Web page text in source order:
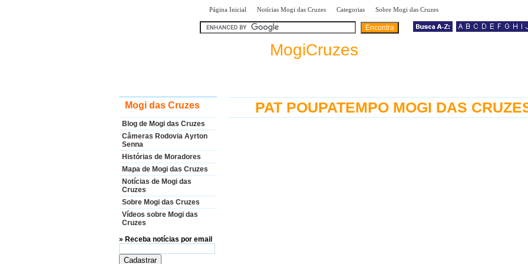
Página Inicial Notícias Mogi das Cruzes Categorias Sobre Mogi das Cruzes
MogiCruzes
Mogi das Cruzes
Blog de Mogi das Cruzes
Câmeras Rodovia Ayrton
Senna
Histórias de Moradores
Mapa de Mogi das Cruzes
Notícias de Mogi das
Cruzes
Sobre Mogi das Cruzes
Vídeos sobre Mogi das
Cruzes
» Receba notícias por email
PAT POUPATEMPO MOGI DAS